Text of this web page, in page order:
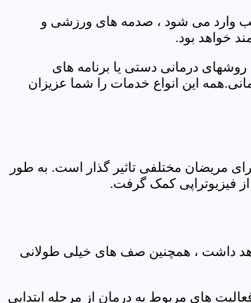
وارد می شود ، صدمه های ورزشی و
خواهد بود.
روشهای درمانی دستی یا برنامه های
این انواع خدمات را شما عزیزان
مریضان مختلفی تاثیر گذار است. به طور
فیزیوتراپی کمک گرفت.
داشت ، همچنین صف های خیلی طولانی
های مربوط به درمان از مرحله ابتدایی